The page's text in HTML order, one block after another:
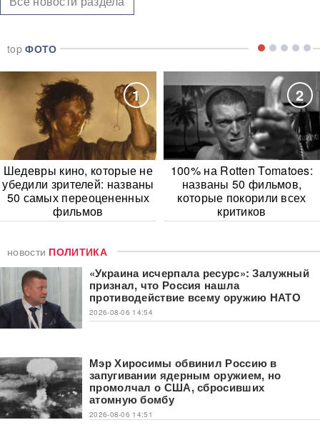
topФОТО
1
Шедевры кино, которые не
убедили зрителей: названы
50 самых переоцененных
фильмов
2
100% на Rotten Tomatoes:
названы 50 фильмов,
которые покорили всех
критиков
новости ПОЛИТИКА
«Украина исчерпала ресурс»: Залужный
признал, что Россия нашла
противодействие всему оружию НАТО
2026-08-06 14:54
Мэр Хиросимы обвинил Россию в
запугивании ядерным оружием, но
промолчал о США, сбросивших
атомную бомбу
2026-08-06 14:51